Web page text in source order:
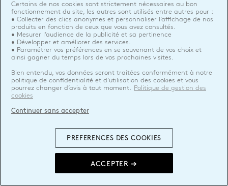
Certains de nos cookies sont strictement nécessaires au bon
fonctionnement du site, les autres sont utilisés entre autres pour :
• Collecter des clics anonymes et personnaliser l’affichage de nos
produits en fonction de ceux que vous avez consultés.
• Mesurer l’audience de la publicité et sa pertinence
• Développer et améliorer des services.
• Paramétrer vos préférences en se souvenant de vos choix et
ainsi gagner du temps lors de vos prochaines visites.
Bien entendu, vos données seront traitées conformément à notre
politique de confidentialité et d’utilisation des cookies et vous
pourrez changer d’avis à tout moment.
Politique de gestion des
cookies
ACCEPTER ➔
PREFERENCES DES COOKIES
Continuer sans accepter